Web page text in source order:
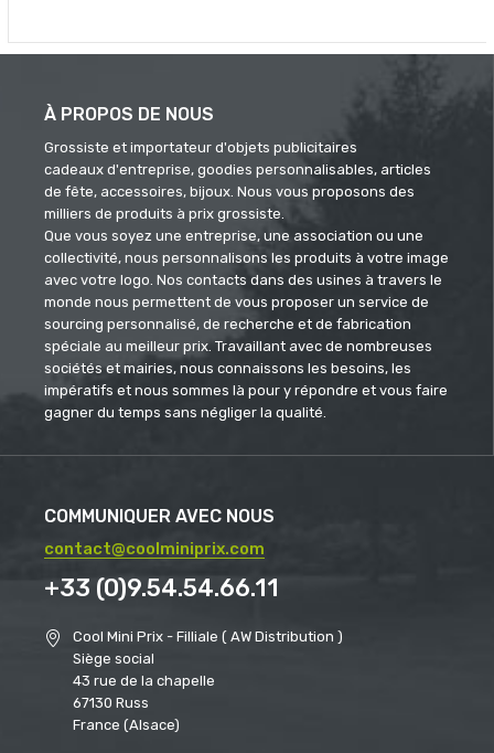
À PROPOS DE NOUS
Grossiste et importateur d'objets publicitaires
cadeaux d'entreprise, goodies personnalisables, articles
de fête, accessoires, bijoux. Nous vous proposons des
milliers de produits à prix grossiste.
Que vous soyez une entreprise, une association ou une
collectivité, nous personnalisons les produits à votre image
avec votre logo. Nos contacts dans des usines à travers le
monde nous permettent de vous proposer un service de
sourcing personnalisé, de recherche et de fabrication
spéciale au meilleur prix. Travaillant avec de nombreuses
sociétés et mairies, nous connaissons les besoins, les
impératifs et nous sommes là pour y répondre et vous faire
gagner du temps sans négliger la qualité.
COMMUNIQUER AVEC NOUS
contact@coolminiprix.com
+33 (0)9.54.54.66.11
Cool Mini Prix - Filliale ( AW Distribution )
Siège social
43 rue de la chapelle
67130 Russ
France (Alsace)